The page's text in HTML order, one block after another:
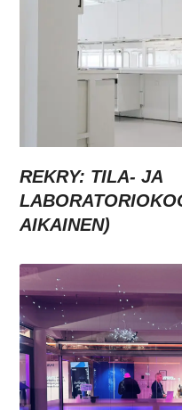
REKRY: TILA- JA
AIKAINEN)